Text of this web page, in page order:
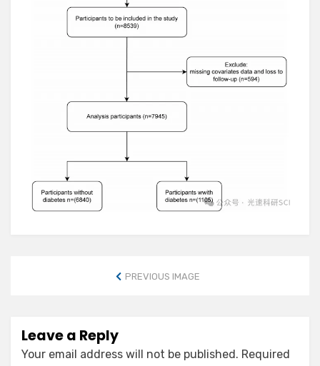
PREVIOUS IMAGE
Leave a Reply
Your email address will not be published. Required